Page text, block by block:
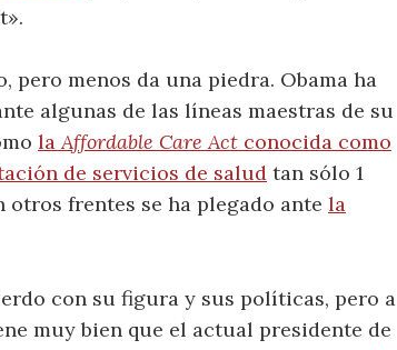
pero menos da una piedra. Obama ha
algunas de las líneas maestras de su
laAffordable Care Act conocida como
de servicios de salud tan sólo 1
otros frentes se ha plegado ante la
con su figura y sus políticas, pero a
muy bien que el actual presidente de